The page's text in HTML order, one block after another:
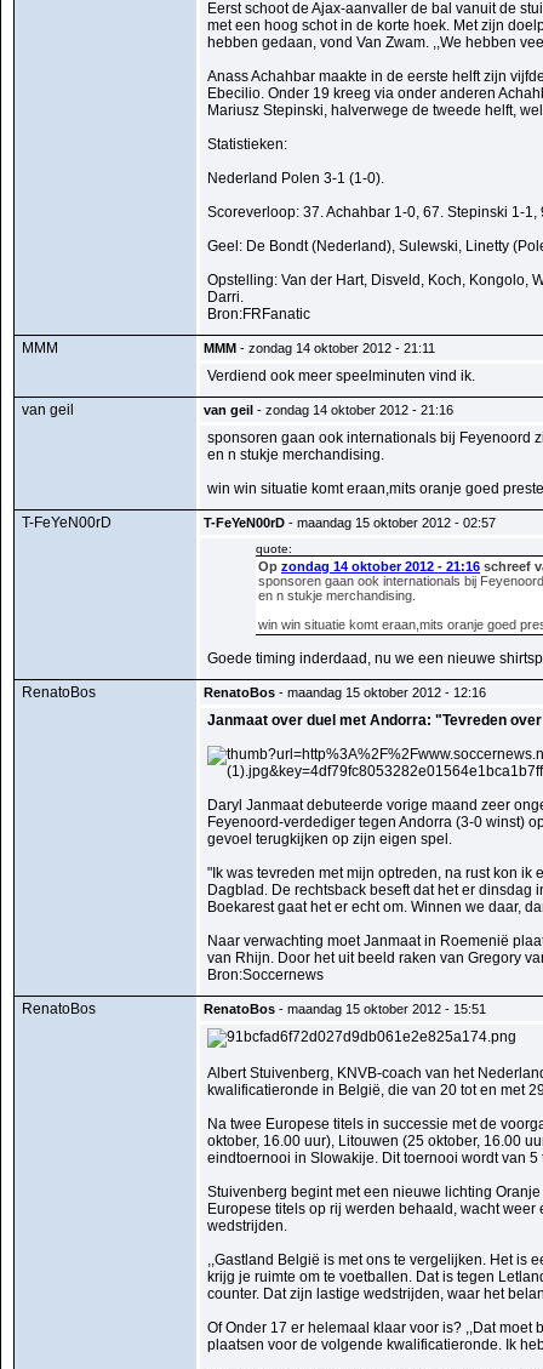
Eerst schoot de Ajax-aanvaller de bal vanuit de
met een hoog schot in de korte hoek. Met zijn
hebben gedaan, vond Van Zwam. ,,We hebben
Anass Achahbar maakte in de eerste helft zijn
Ebecilio. Onder 19 kreeg via onder anderen
Mariusz Stepinski, halverwege de tweede helft,
Statistieken:
Nederland Polen 3-1 (1-0).
Scoreverloop: 37. Achahbar 1-0, 67. Stepinski 1-
Geel: De Bondt (Nederland), Sulewski, Linetty
Opstelling: Van der Hart, Disveld, Koch, Kongolo,
Darri.
Bron:FRFanatic
MMM
MMM - zondag 14 oktober 2012 - 21:11
Verdiend ook meer speelminuten vind ik.
van geil
van geil - zondag 14 oktober 2012 - 21:16
sponsoren gaan ook internationals bij Feyenoord
en n stukje merchandising.
win win situatie komt eraan,mits oranje goed
T-FeYeN00rD
T-FeYeN00rD - maandag 15 oktober 2012 - 02:57
quote:
Op zondag 14 oktober 2012 - 21:16 schreef
sponsoren gaan ook internationals bij
en n stukje merchandising.
win win situatie komt eraan,mits oranje goed
Goede timing inderdaad, nu we een nieuwe
RenatoBos
RenatoBos - maandag 15 oktober 2012 - 12:16
Janmaat over duel met Andorra: "Tevreden
Daryl Janmaat debuteerde vorige maand zeer
Feyenoord-verdediger tegen Andorra (3-0 winst)
gevoel terugkijken op zijn eigen spel.
"Ik was tevreden met mijn optreden, na rust kon
Dagblad. De rechtsback beseft dat het er
Boekarest gaat het er echt om. Winnen we daar,
Naar verwachting moet Janmaat in Roemenië
van Rhijn. Door het uit beeld raken van Gregory
Bron:Soccernews
RenatoBos
RenatoBos - maandag 15 oktober 2012 - 15:51
Albert Stuivenberg, KNVB-coach van het
kwalificatieronde in België, die van 20 tot en met
Na twee Europese titels in successie met de
oktober, 16.00 uur), Litouwen (25 oktober, 16.00
eindtoernooi in Slowakije. Dit toernooi wordt van
Stuivenberg begint met een nieuwe lichting
Europese titels op rij werden behaald, wacht
wedstrijden.
,,Gastland België is met ons te vergelijken. Het is
krijg je ruimte om te voetballen. Dat is tegen
counter. Dat zijn lastige wedstrijden, waar het
Of Onder 17 er helemaal klaar voor is? ,,Dat
plaatsen voor de volgende kwalificatieronde. Ik